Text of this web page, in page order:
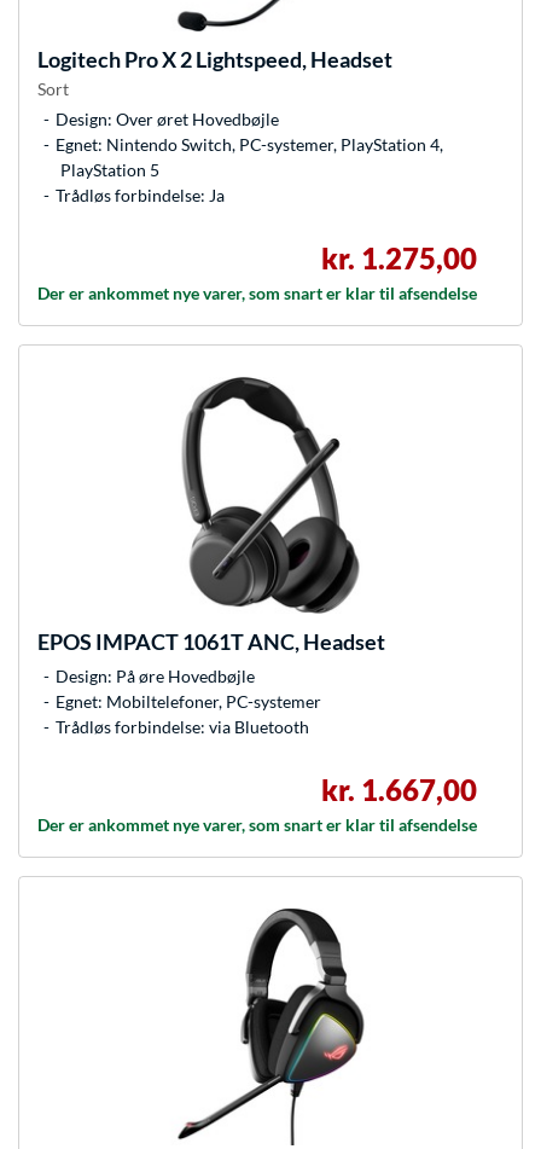
LogitechPro X 2 Lightspeed, Headset
Sort
Design: Over øret Hovedbøjle
Egnet: Nintendo Switch, PC-systemer, PlayStation 4,
PlayStation 5
Trådløs forbindelse: Ja
kr. 1.275,00
Der er ankommet nye varer, som snart er klar til afsendelse
EPOS IMPACT 1061T ANC, Headset
Design: På øre Hovedbøjle
Egnet: Mobiltelefoner, PC-systemer
Trådløs forbindelse: via Bluetooth
kr. 1.667,00
Der er ankommet nye varer, som snart er klar til afsendelse